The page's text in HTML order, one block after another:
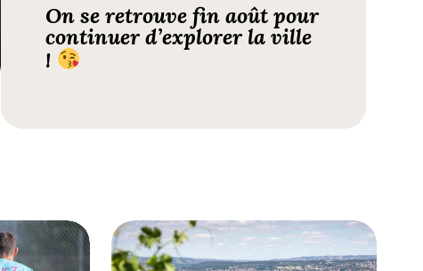
On se retrouve fin août pour
continuer d’explorer la ville
!